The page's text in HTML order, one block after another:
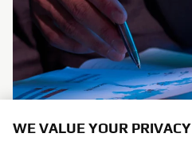
WE VALUE YOUR PRIVACY